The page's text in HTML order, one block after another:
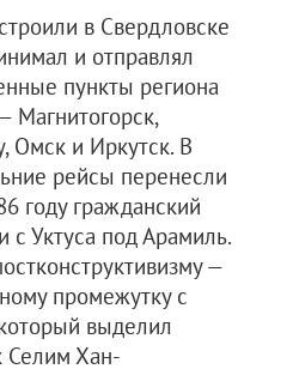
в Свердловске
и отправлял
пункты региона
Магнитогорск,
Омск и Иркутск. В
рейсы перенесли
году гражданский
с Уктуса под Арамиль.
—
промежутку с
выделил
Селим Хан-